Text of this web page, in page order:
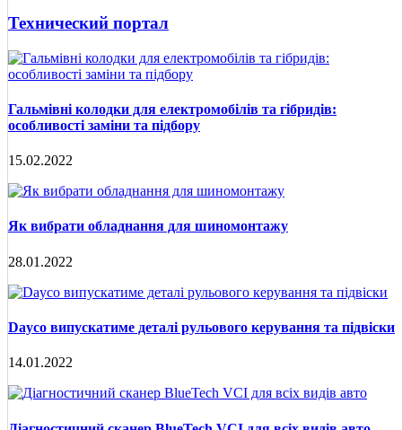
Технический портал
Гальмівні колодки для електромобілів та гібридів:
особливості заміни та підбору
15.02.2022
Як вибрати обладнання для шиномонтажу
28.01.2022
Dayco випускатиме деталі рульового керування та підвіски
14.01.2022